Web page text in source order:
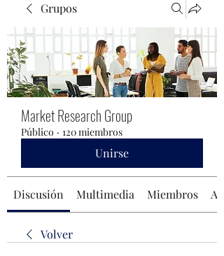
Grupos
Market Research Group
Público · 120 miembros
Unirse
Discusión Multimedia Miembros
Volver